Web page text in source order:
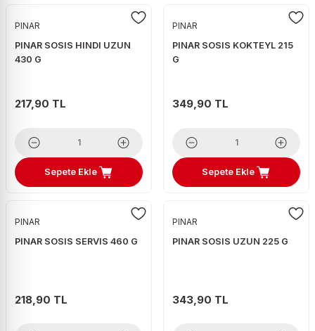
PINAR
PINAR SOSIS HINDI UZUN
430 G
217,90 TL
Sepete Ekle
PINAR
PINAR SOSIS KOKTEYL 215
G
349,90 TL
Sepete Ekle
PINAR
PINAR SOSIS SERVIS 460 G
218,90 TL
PINAR
PINAR SOSIS UZUN 225 G
343,90 TL